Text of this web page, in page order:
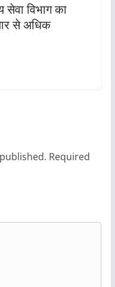
सेवा विभाग का
से अधिक
Required